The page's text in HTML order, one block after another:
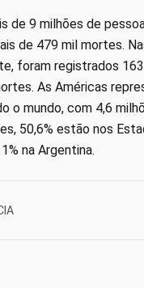
de 9 milhões de
de 479 mil mortes.
foram registrados
As Américas
o mundo, com 4,6
50,6% estão nos
na Argentina.